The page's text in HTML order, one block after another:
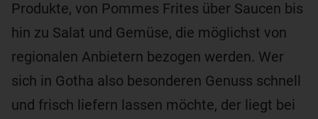
Produkte, von Pommes Frites über Saucen bis
hin zu Salat und Gemüse, die möglichst von
regionalen Anbietern bezogen werden. Wer
sich in Gotha also besonderen Genuss schnell
und frisch liefern lassen möchte, der liegt bei